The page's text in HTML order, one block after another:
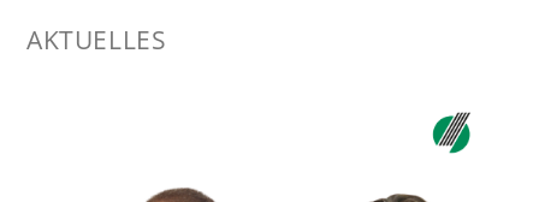
AKTUELLES